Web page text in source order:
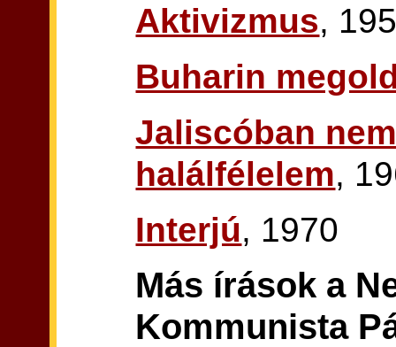
Aktivizmus,
Buharin
Jaliscóban
halálfélelem,
Interjú, 1970
Más írások a
Kommunista